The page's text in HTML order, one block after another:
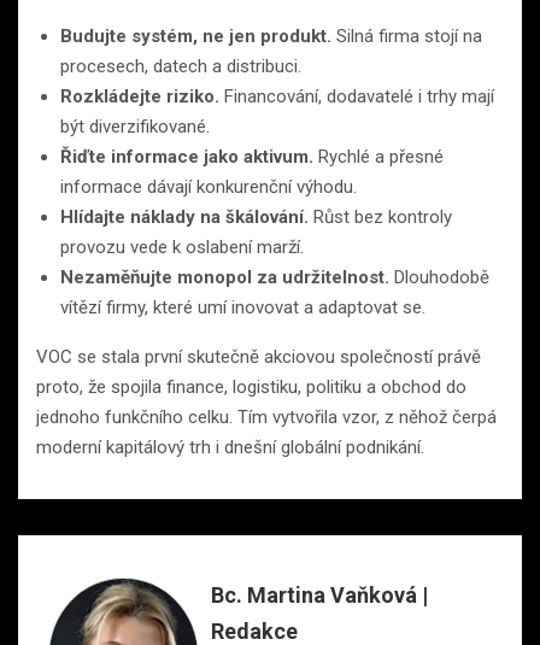
Budujte systém, ne jen produkt. Silná firma stojí na
procesech, datech a distribuci.
Rozkládejte riziko. Financování, dodavatelé i trhy mají
být diverzifikované.
Řiďte informace jako aktivum. Rychlé a přesné
informace dávají konkurenční výhodu.
Hlídajte náklady na škálování. Růst bez kontroly
provozu vede k oslabení marží.
Nezaměňujte monopol za udržitelnost. Dlouhodobě
vítězí firmy, které umí inovovat a adaptovat se.
VOC se stala první skutečně akciovou společností právě
proto, že spojila finance, logistiku, politiku a obchod do
jednoho funkčního celku. Tím vytvořila vzor, z něhož čerpá
moderní kapitálový trh i dnešní globální podnikání.
Bc. Martina Vaňková |
Redakce